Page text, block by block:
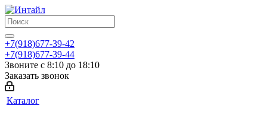
+7(918)677-39-42
+7(918)677-39-44
Звоните с 8:10 до 18:10
Заказать звонок
Каталог